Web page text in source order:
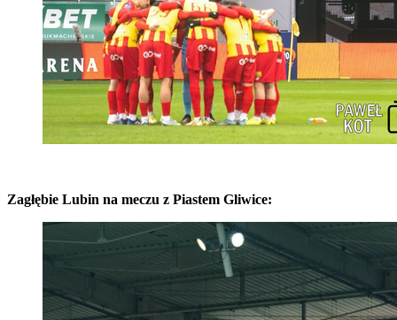
Zagłębie Lubin na meczu z Piastem Gliwice: